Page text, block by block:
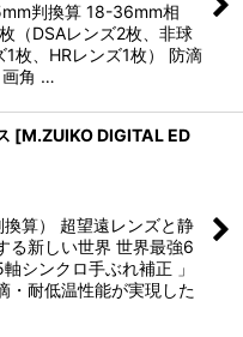
判換算 18-36mm相
（DSAレンズ2枚、非球
枚、HRレンズ1枚） 防滴
画角 …
[M.ZUIKO DIGITAL ED
算） 超望遠レンズと静
る新しい世界 世界最強6
シンクロ手ぶれ補正 」
・耐低温性能が実現した